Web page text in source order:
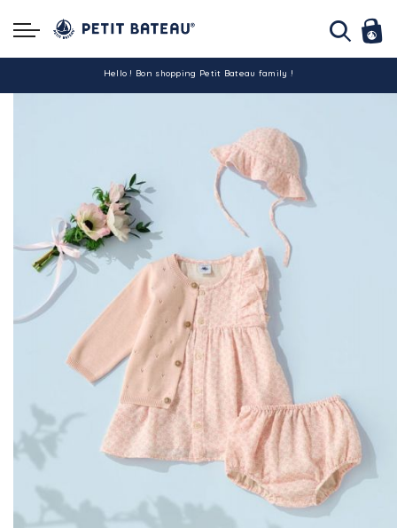
Hello ! Bon shopping Petit Bateau family !
La livraison est assurée partout en Tunisie !
-10% pour tout paiement par carte bancaire (hors promo)